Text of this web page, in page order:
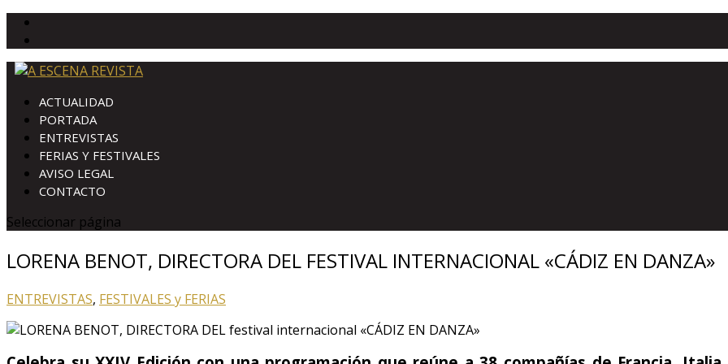
ACTUALIDAD
PORTADA
ENTREVISTAS
FERIAS Y FESTIVALES
AVISO LEGAL
CONTACTO
Seleccionar página
LORENA BENOT, DIRECTORA DEL FESTIVAL INTERNACIONAL «CÁDIZ EN DANZA»
ENTREVISTAS, FESTIVALES y FERIAS